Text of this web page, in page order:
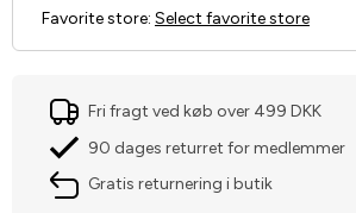
Favorite store: Select favorite store
Fri fragt ved køb over 499 DKK
90 dages returret for medlemmer
Gratis returnering i butik